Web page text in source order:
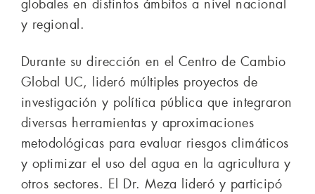
globales en distintos ámbitos a nivel nacional
y regional.
Durante su dirección en el Centro de Cambio
Global UC, lideró múltiples proyectos de
investigación y política pública que integraron
diversas herramientas y aproximaciones
metodológicas para evaluar riesgos climáticos
y optimizar el uso del agua en la agricultura y
otros sectores. El Dr. Meza lideró y participó